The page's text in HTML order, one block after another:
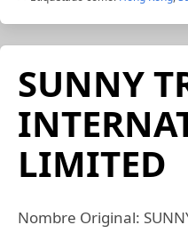
SUNNY
LIMITED
Nombre Original: